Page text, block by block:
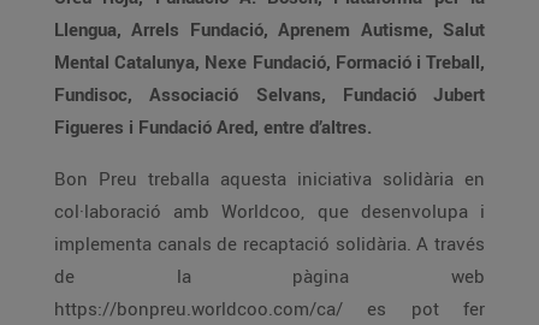
Llengua, Arrels Fundació, Aprenem Autisme, Salut
Mental Catalunya, Nexe Fundació, Formació i Treball,
Fundisoc, Associació Selvans, Fundació Jubert
Figueres i Fundació Ared, entre d’altres.
Bon Preu treballa aquesta iniciativa solidària en
col·laboració amb Worldcoo, que desenvolupa i
implementa canals de recaptació solidària. A través
de la pàgina web
https://bonpreu.worldcoo.com/ca/ es pot fer